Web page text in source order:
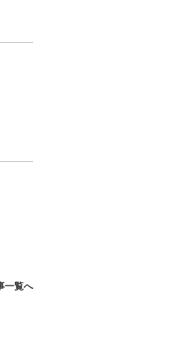
一覧へ